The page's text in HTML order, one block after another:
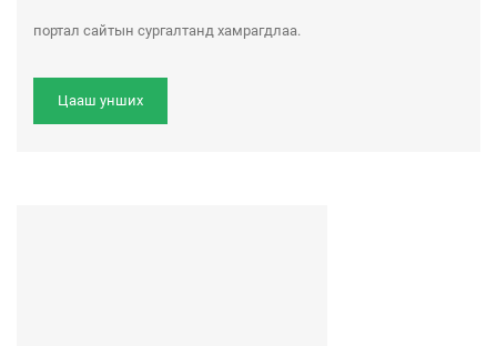
портал сайтын сургалтанд хамрагдлаа.
Цааш унших